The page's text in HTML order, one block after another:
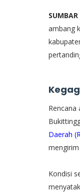
ambang
​Rencana
Daerah
​Kondisi